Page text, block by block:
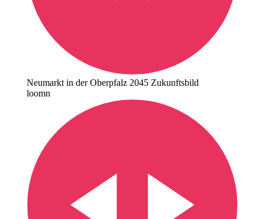
Neumarkt in der Oberpfalz 2045 Zukunftsbild
loomn